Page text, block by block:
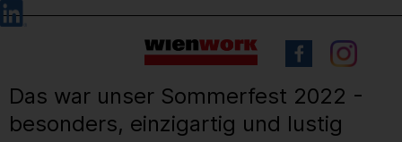
Barrierefreie
Bedienung
Sprachauswahl
Das war unser Sommerfest 2022 -
besonders, einzigartig und lustig